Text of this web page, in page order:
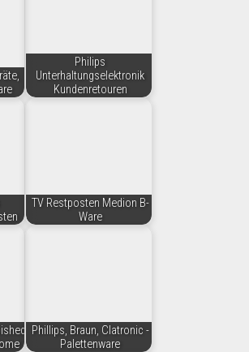
Philips
Unterhaltungselektronik
Kundenretouren
TV Restposten Medion B-
Ware
Phillips, Braun, Clatronic -
Palettenware